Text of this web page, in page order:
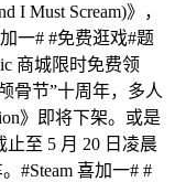
Must Scream)》，
一# #免费逛戏#题
商城限时免费领
骨节”十周年，多人
》即将下架。或是
至 5 月 20 日凌晨
#Steam 喜加一# #